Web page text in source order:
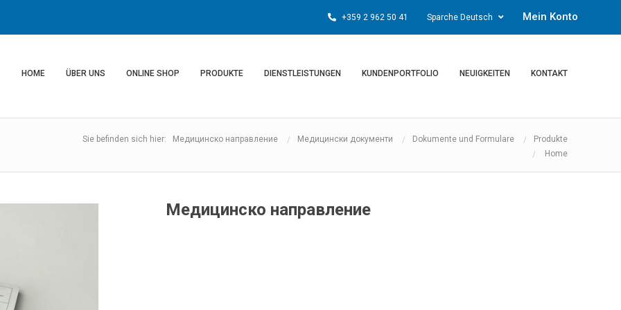
+359 2 962 50 41 Sparche Deutsch Mein Konto
HOME ÜBER UNS ONLINE SHOP PRODUKTE DIENSTLEISTUNGEN KUNDENPORTFOLIO NEUIGKEITEN KONTAKT
Sie befinden sich hier: Медицинско направление Медицински документи Dokumente und Formulare
Produkte
Home
Медицинско направление